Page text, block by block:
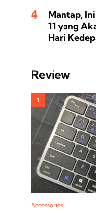
Mantap,
11 yang
Hari
Review
Accessories